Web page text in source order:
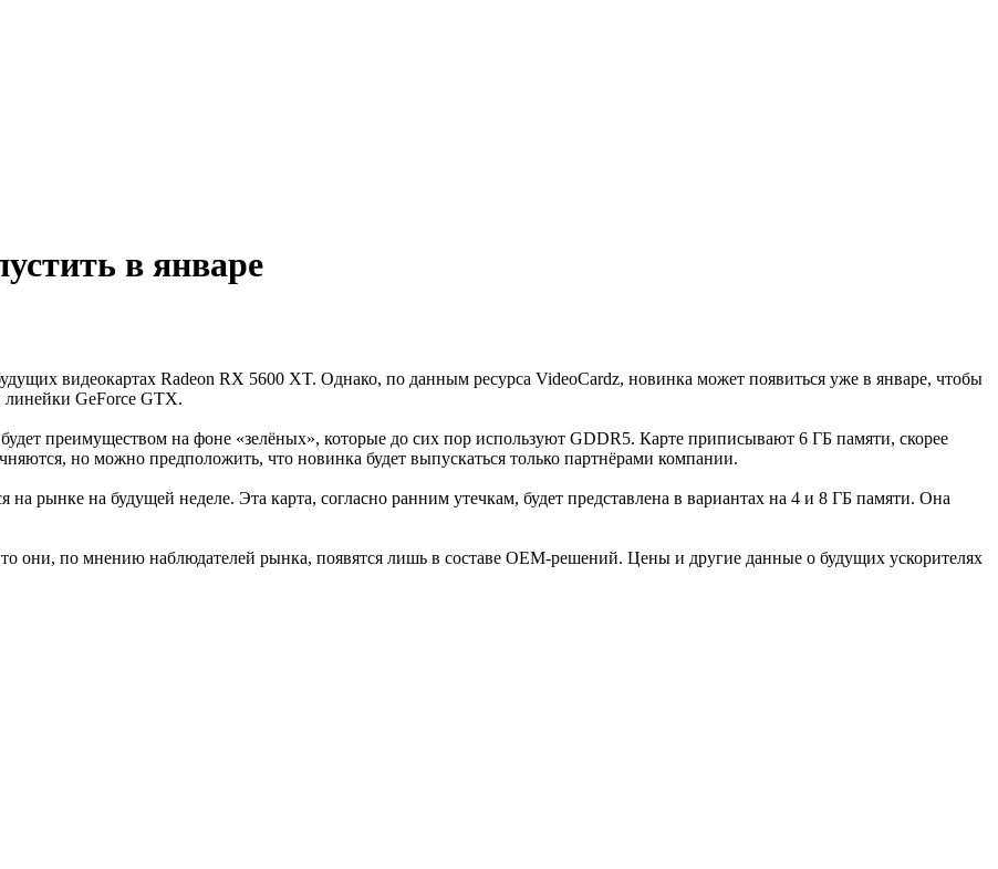
в январе
видеокартах Radeon RX 5600 XT. Однако, по данным ресурса VideoCardz, новинка может появиться уже в январе, чтобы
GeForce GTX.
преимуществом на фоне «зелёных», которые до сих пор используют GDDR5. Карте приписывают 6 ГБ памяти, скорее
но можно предположить, что новинка будет выпускаться только партнёрами компании.
рынке на будущей неделе. Эта карта, согласно ранним утечкам, будет представлена в вариантах на 4 и 8 ГБ памяти. Она
они, по мнению наблюдателей рынка, появятся лишь в составе OEM-решений. Цены и другие данные о будущих ускорителях